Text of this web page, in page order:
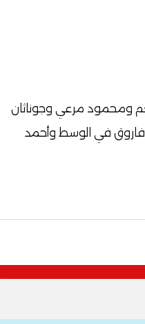
ومحمود مرعي وجوناثان
فاروق في الوسط وأحمد